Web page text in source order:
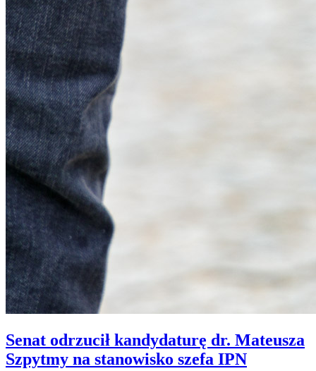
Senat odrzucił kandydaturę dr. Mateusza
Szpytmy na stanowisko szefa IPN